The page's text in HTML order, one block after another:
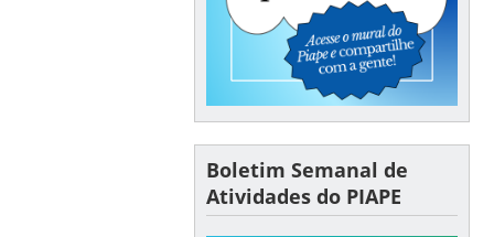
Boletim Semanal de
Atividades do PIAPE